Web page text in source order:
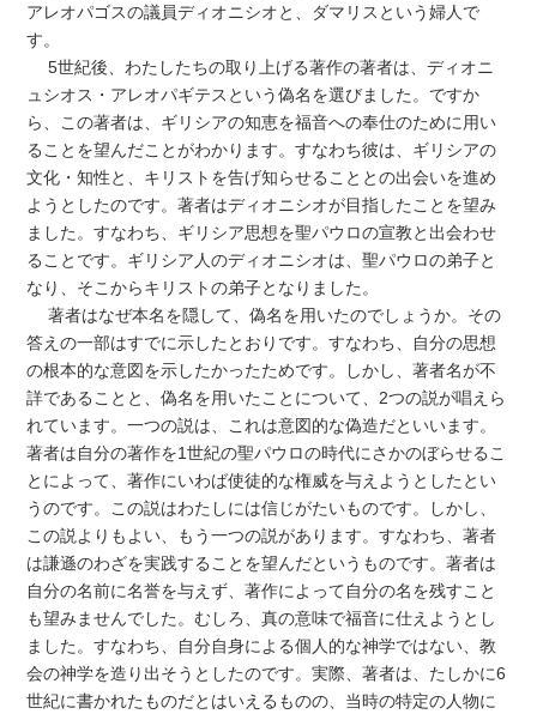
アレオパゴスの議員ディオニシオと、ダマリスという婦人で
す。
5世紀後、わたしたちの取り上げる著作の著者は、ディオニ
ュシオス・アレオパギテスという偽名を選びました。ですか
ら、この著者は、ギリシアの知恵を福音への奉仕のために用い
ることを望んだことがわかります。すなわち彼は、ギリシアの
文化・知性と、キリストを告げ知らせることとの出会いを進め
ようとしたのです。著者はディオニシオが目指したことを望み
ました。すなわち、ギリシア思想を聖パウロの宣教と出会わせ
ることです。ギリシア人のディオニシオは、聖パウロの弟子と
なり、そこからキリストの弟子となりました。
著者はなぜ本名を隠して、偽名を用いたのでしょうか。その
答えの一部はすでに示したとおりです。すなわち、自分の思想
の根本的な意図を示したかったためです。しかし、著者名が不
詳であることと、偽名を用いたことについて、2つの説が唱えら
れています。一つの説は、これは意図的な偽造だといいます。
著者は自分の著作を1世紀の聖パウロの時代にさかのぼらせるこ
とによって、著作にいわば使徒的な権威を与えようとしたとい
うのです。この説はわたしには信じがたいものです。しかし、
この説よりもよい、もう一つの説があります。すなわち、著者
は謙遜のわざを実践することを望んだというものです。著者は
自分の名前に名誉を与えず、著作によって自分の名を残すこと
も望みませんでした。むしろ、真の意味で福音に仕えようとし
ました。すなわち、自分自身による個人的な神学ではない、教
会の神学を造り出そうとしたのです。実際、著者は、たしかに6
世紀に書かれたものだとはいえるものの、当時の特定の人物に